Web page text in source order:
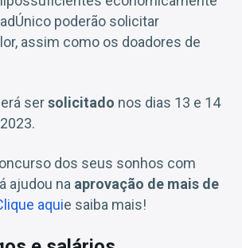
poderão solicitar
assim como os doadores de
sersolicitado nos dias 13 e 14
dos seus sonhos com
ajudou na aprovação de mais de
aquie saiba mais!